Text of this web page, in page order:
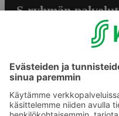
S-ryhmän palvelut
Yhteishyvä Ruoka -sovellus
S-ostoslista -sovellus
Prisma.fi
Sokos.fi